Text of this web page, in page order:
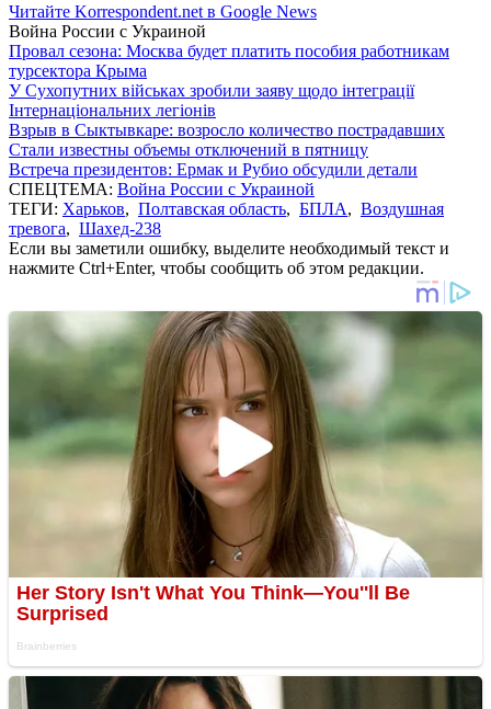
Читайте Korrespondent.net в Google News
Война России с Украиной
Провал сезона: Москва будет платить пособия работникам
турсектора Крыма
У Сухопутних військах зробили заяву щодо інтеграції
Інтернаціональних легіонів
Взрыв в Сыктывкаре: возросло количество пострадавших
Стали известны объемы отключений в пятницу
Встреча президентов: Ермак и Рубио обсудили детали
СПЕЦТЕМА: Война России с Украиной
ТЕГИ: Харьков, Полтавская область, БПЛА, Воздушная
тревога, Шахед-238
Если вы заметили ошибку, выделите необходимый текст и
нажмите Ctrl+Enter, чтобы сообщить об этом редакции.